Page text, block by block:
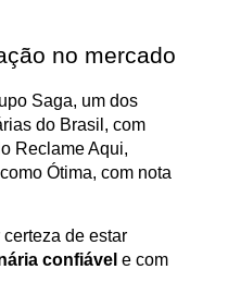
no mercado
Saga, um dos
do Brasil, com
Reclame Aqui,
Ótima, com nota
de estar
confiável e com